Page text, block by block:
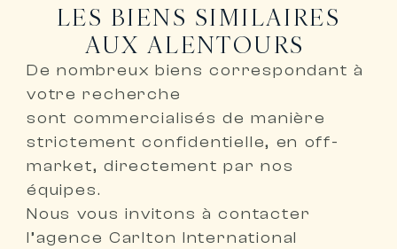
LES BIENS SIMILAIRES
AUX ALENTOURS
De nombreux biens correspondant à
votre recherche
sont commercialisés de manière
strictement confidentielle, en off-
market, directement par nos
équipes.
Nous vous invitons àcontacter
l’agence Carlton International